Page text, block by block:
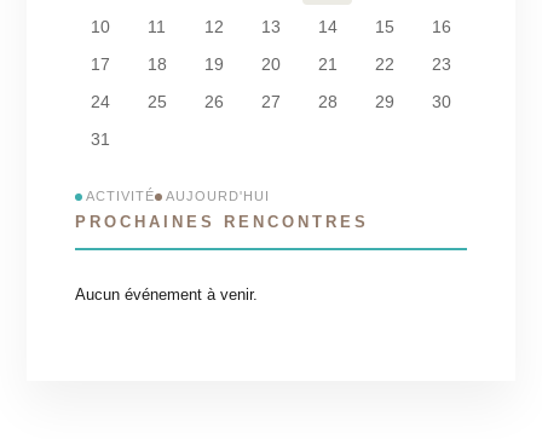
10
11 12 13 14 15
16
17
18 19 20 21 22
23
24
25 26 27 28 29
30
31
ACTIVITÉ AUJOURD'HUI
PROCHAINES RENCONTRES
Aucun événement à venir.